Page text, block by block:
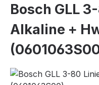
Bosch GLL
Alkaline +
Bildergalerie